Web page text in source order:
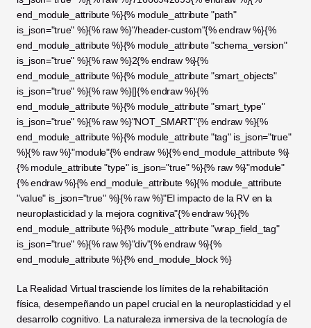
end_module_attribute %}{% module_attribute "path"
is_json="true" %}{% raw %}"/header-custom"{% endraw %}{%
end_module_attribute %}{% module_attribute "schema_version"
is_json="true" %}{% raw %}2{% endraw %}{%
end_module_attribute %}{% module_attribute "smart_objects"
is_json="true" %}{% raw %}[]{% endraw %}{%
end_module_attribute %}{% module_attribute "smart_type"
is_json="true" %}{% raw %}"NOT_SMART"{% endraw %}{%
end_module_attribute %}{% module_attribute "tag" is_json="true"
%}{% raw %}"module"{% endraw %}{% end_module_attribute %}
{% module_attribute "type" is_json="true" %}{% raw %}"module"
{% endraw %}{% end_module_attribute %}{% module_attribute
"value" is_json="true" %}{% raw %}"El impacto de la RV en la
neuroplasticidad y la mejora cognitiva"{% endraw %}{%
end_module_attribute %}{% module_attribute "wrap_field_tag"
is_json="true" %}{% raw %}"div"{% endraw %}{%
end_module_attribute %}{% end_module_block %}
La Realidad Virtual trasciende los límites de la rehabilitación
física, desempeñando un papel crucial en la neuroplasticidad y el
desarrollo cognitivo. La naturaleza inmersiva de la tecnología de